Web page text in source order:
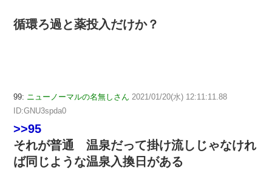
循環ろ過と薬投入だけか？
99: ニューノーマルの名無しさん 2021/01/20(水) 12:11:11.88
ID:GNU3spda0
>>95
それが普通 温泉だって掛け流しじゃなけれ
ば同じような温泉入換日がある